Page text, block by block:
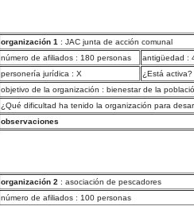
organización 1 : JAC junta de acción comunal
número de afiliados : 180 personas
antigüedad :
personería jurídica : X
¿Está activa?
objetivo de la organización : bienestar de la
¿Qué dificultad ha tenido la organización para
observaciones
organización 2 : asociación de pescadores
número de afiliados : 100 personas